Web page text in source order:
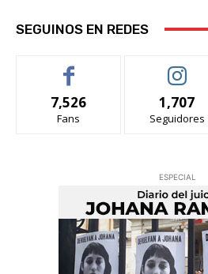
SEGUINOS EN REDES
7,526
Fans
1,707
Seguidores
ESPECIAL